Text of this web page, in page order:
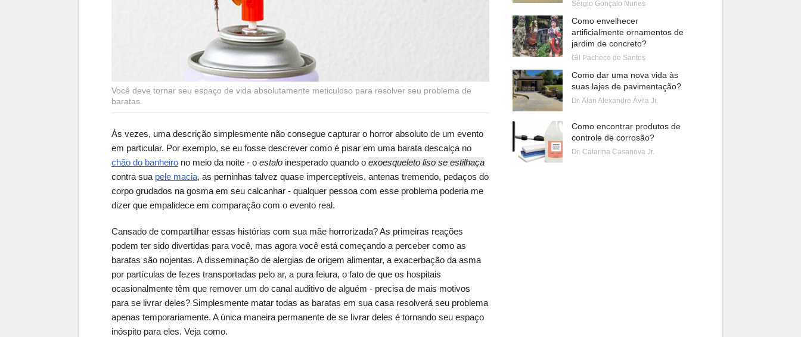
Você deve tornar seu espaço de vida absolutamente meticuloso para resolver seu problema de
baratas.
Às vezes, uma descrição simplesmente não consegue capturar o horror absoluto de um evento
em particular. Por exemplo, se eu fosse descrever como é pisar em uma barata descalça no
chão do banheiro no meio da noite - o estalo inesperado quando o exoesqueleto liso se estilhaça
contra sua pele macia, as perninhas talvez quase imperceptíveis, antenas tremendo, pedaços do
corpo grudados na gosma em seu calcanhar - qualquer pessoa com esse problema poderia me
dizer que empalidece em comparação com o evento real.
Cansado de compartilhar essas histórias com sua mãe horrorizada? As primeiras reações
podem ter sido divertidas para você, mas agora você está começando a perceber como as
baratas são nojentas. A disseminação de alergias de origem alimentar, a exacerbação da asma
por partículas de fezes transportadas pelo ar, a pura feiura, o fato de que os hospitais
ocasionalmente têm que remover um do canal auditivo de alguém - precisa de mais motivos
para se livrar deles? Simplesmente matar todas as baratas em sua casa resolverá seu problema
apenas temporariamente. A única maneira permanente de se livrar deles é tornando seu espaço
inóspito para eles. Veja como.
Sérgio Gonçalo Nunes
Como envelhecer
artificialmente ornamentos de
jardim de concreto?
Gil Pacheco de Santos
Como dar uma nova vida às
suas lajes de pavimentação?
Dr. Alan Alexandre Ávila Jr.
Como encontrar produtos de
controle de corrosão?
Dr. Catarina Casanova Jr.